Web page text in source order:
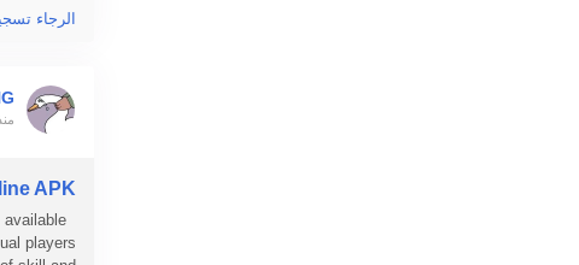
الرجاء
منذ ٢ سنوات
APK
available
players